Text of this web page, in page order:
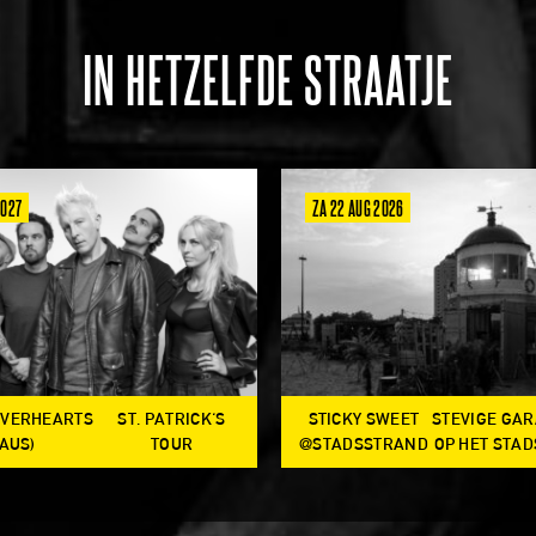
IN HETZELFDE STRAATJE
ST. PATRICK'S
TOUR
ZA 22 AUG 2026
STICKY SWEET
@STADSSTRAND
STEVIGE
OP HET